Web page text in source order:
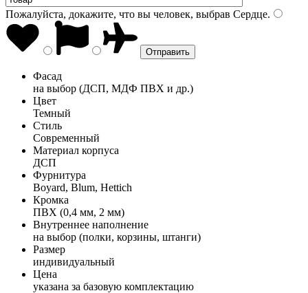
Пожалуйста, докажите, что вы человек, выбрав Сердце.
Фасад
на выбор (ДСП, МДФ ПВХ и др.)
Цвет
Темный
Стиль
Современный
Материал корпуса
ДСП
Фурнитура
Boyard, Blum, Hettich
Кромка
ПВХ (0,4 мм, 2 мм)
Внутреннее наполнение
на выбор (полки, корзины, штанги)
Размер
индивидуальный
Цена
указана за базовую комплектацию